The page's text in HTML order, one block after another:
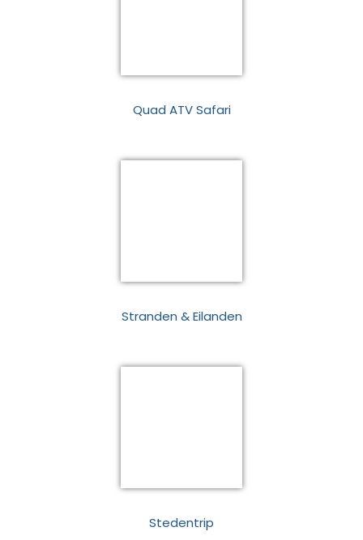
Quad ATV Safari
Stranden & Eilanden
Stedentrip